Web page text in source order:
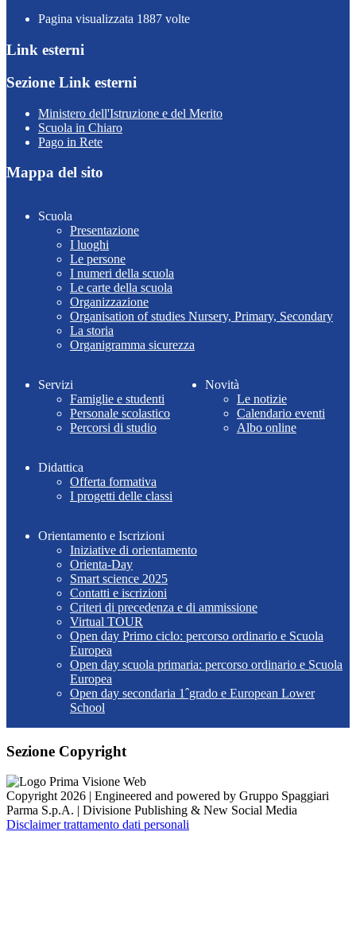
Pagina visualizzata 1887 volte
Link esterni
Sezione Link esterni
Ministero dell'Istruzione e del Merito
Scuola in Chiaro
Pago in Rete
Mappa del sito
Scuola
Presentazione
I luoghi
Le persone
I numeri della scuola
Le carte della scuola
Organizzazione
Organisation of studies Nursery, Primary, Secondary
La storia
Organigramma sicurezza
Servizi
Famiglie e studenti
Personale scolastico
Percorsi di studio
Novità
Le notizie
Calendario eventi
Albo online
Didattica
Offerta formativa
I progetti delle classi
Orientamento e Iscrizioni
Iniziative di orientamento
Orienta-Day
Smart science 2025
Contatti e iscrizioni
Criteri di precedenza e di ammissione
Virtual TOUR
Open day Primo ciclo: percorso ordinario e Scuola
Europea
Open day scuola primaria: percorso ordinario e Scuola
Europea
Open day secondaria 1ˆgrado e European Lower
School
Sezione Copyright
Copyright 2026 | Engineered and powered by Gruppo Spaggiari
Parma S.p.A. | Divisione Publishing & New Social Media
Disclaimer trattamento dati personali